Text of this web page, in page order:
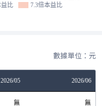
比 7.3倍本益比
數據單位：元
2026/05 2026/06
無 無